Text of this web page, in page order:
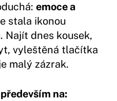
emoce a
stala ikonou
Najít dnes kousek,
vyleštěná tlačítka
malý zázrak.
na: